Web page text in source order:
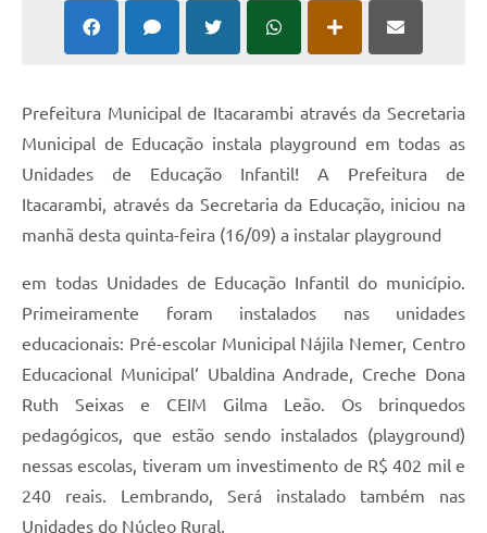
Prefeitura Municipal de Itacarambi através da Secretaria
Municipal de Educação instala playground em todas as
Unidades de Educação Infantil! A Prefeitura de
Itacarambi, através da Secretaria da Educação, iniciou na
manhã desta quinta-feira (16/09) a instalar playground
em todas Unidades de Educação Infantil do município.
Primeiramente foram instalados nas unidades
educacionais: Pré-escolar Municipal Nájila Nemer, Centro
Educacional Municipal‘ Ubaldina Andrade, Creche Dona
Ruth Seixas e CEIM Gilma Leão. Os brinquedos
pedagógicos, que estão sendo instalados (playground)
nessas escolas, tiveram um investimento de R$ 402 mil e
240 reais. Lembrando, Será instalado também nas
Unidades do Núcleo Rural.